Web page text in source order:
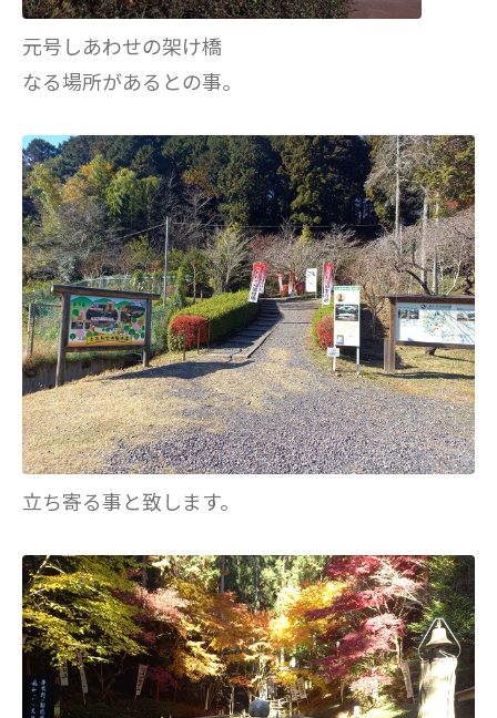
元号しあわせの架け橋
なる場所があるとの事。
立ち寄る事と致します。